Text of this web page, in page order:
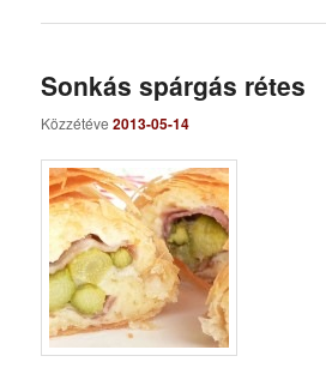
Sonkás spárgás rétes
Közzétéve2013-05-14